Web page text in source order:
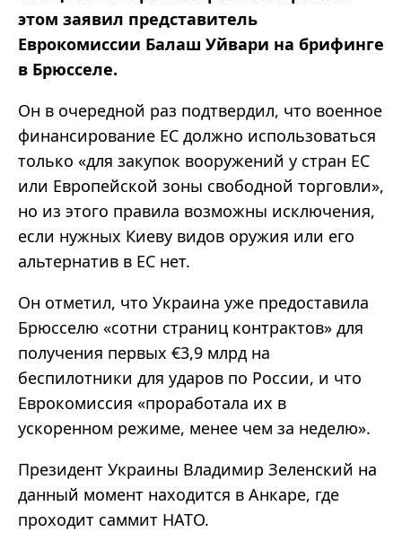
этом заявил представитель
Еврокомиссии Балаш Уйвари на брифинге
в Брюсселе.
Он в очередной раз подтвердил, что военное
финансирование ЕС должно использоваться
только «для закупок вооружений у стран ЕС
или Европейской зоны свободной торговли»,
но из этого правила возможны исключения,
если нужных Киеву видов оружия или его
альтернатив в ЕС нет.
Он отметил, что Украина уже предоставила
Брюсселю «сотни страниц контрактов» для
получения первых €3,9 млрд на
беспилотники для ударов по России, и что
Еврокомиссия «проработала их в
ускоренном режиме, менее чем за неделю».
Президент Украины Владимир Зеленский на
данный момент находится в Анкаре, где
проходит саммит НАТО.